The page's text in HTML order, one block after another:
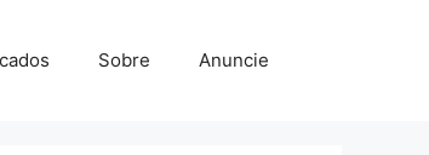
Sobre Anuncie